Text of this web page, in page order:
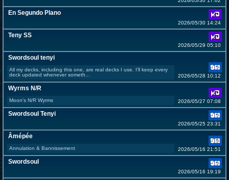
En Segundo Plano
2026/05/30 14:24
Teny SS
2026/05/29 05:10
Swordsoul tenyi
All my decks, including this one, are real decks I use. I’ll keep every
deck updated whenever someth...
2026/05/28 10:12
Wyrms N/R
Moon's N/R Wyrms 2026/05/27 07:08
Swordsoul Tenyi
2026/05/25 23:31
Âmépée
Annulation & Bannissement 2026/05/16 21:51
Swordsoul
2026/05/16 19:19